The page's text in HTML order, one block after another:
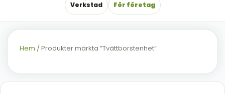
Verkstad För företag
Hem / Produkter märkta ”Tvättborstenhet”